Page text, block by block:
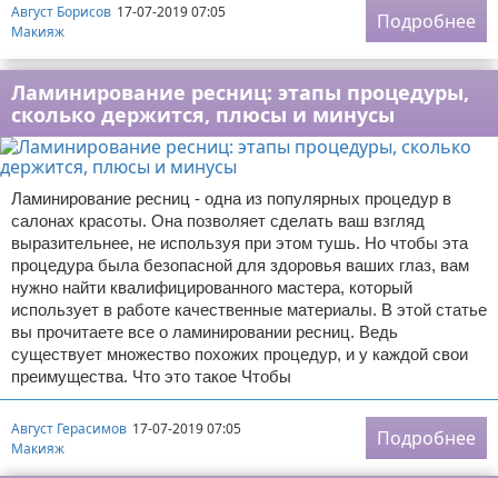
Август Борисов 17-07-2019 07:05
Макияж
Подробнее
Ламинирование ресниц: этапы процедуры,
сколько держится, плюсы и минусы
Ламинирование ресниц - одна из популярных процедур в
салонах красоты. Она позволяет сделать ваш взгляд
выразительнее, не используя при этом тушь. Но чтобы эта
процедура была безопасной для здоровья ваших глаз, вам
нужно найти квалифицированного мастера, который
использует в работе качественные материалы. В этой статье
вы прочитаете все о ламинировании ресниц. Ведь
существует множество похожих процедур, и у каждой свои
преимущества. Что это такое Чтобы
Август Герасимов 17-07-2019 07:05
Макияж
Подробнее